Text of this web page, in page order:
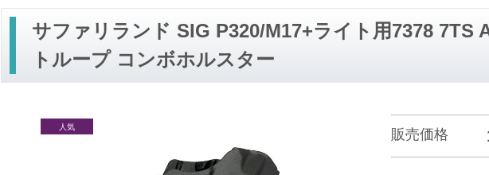
サファリランド SIG P320/M17+ライト用7378 7TS
トループ コンボホルスター
販売価格